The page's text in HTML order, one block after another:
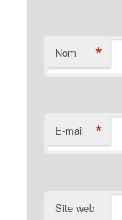
Nom *
E-mail *
Site web